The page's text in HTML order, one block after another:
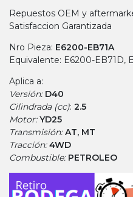
Repuestos OEM y
Satisfaccion Garantizada
Nro Pieza: E6200-EB71A
Equivalente: E6200-EB71D,
Aplica a:
Versión: D40
Cilindrada (cc): 2.5
Motor:YD25
Transmisión:AT, MT
Tracción:4WD
Combustible: PETROLEO